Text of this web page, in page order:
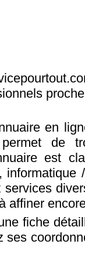
en
de
est
affiner
fiche